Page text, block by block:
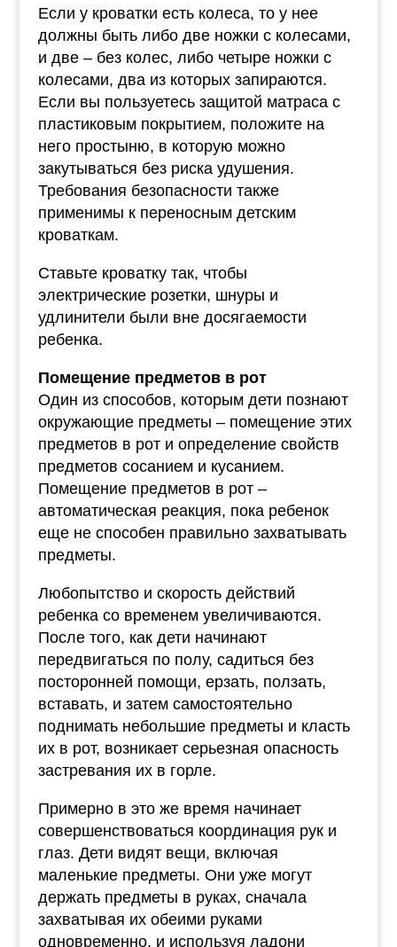
Если у кроватки есть колеса, то у нее
должны быть либо две ножки с колесами,
и две – без колес, либо четыре ножки с
колесами, два из которых запираются.
Если вы пользуетесь защитой матраса с
пластиковым покрытием, положите на
него простыню, в которую можно
закутываться без риска удушения.
Требования безопасности также
применимы к переносным детским
кроваткам.
Ставьте кроватку так, чтобы
электрические розетки, шнуры и
удлинители были вне досягаемости
ребенка.
Помещение предметов в рот
Один из способов, которым дети познают
окружающие предметы – помещение этих
предметов в рот и определение свойств
предметов сосанием и кусанием.
Помещение предметов в рот –
автоматическая реакция, пока ребенок
еще не способен правильно захватывать
предметы.
Любопытство и скорость действий
ребенка со временем увеличиваются.
После того, как дети начинают
передвигаться по полу, садиться без
посторонней помощи, ерзать, ползать,
вставать, и затем самостоятельно
поднимать небольшие предметы и класть
их в рот, возникает серьезная опасность
застревания их в горле.
Примерно в это же время начинает
совершенствоваться координация рук и
глаз. Дети видят вещи, включая
маленькие предметы. Они уже могут
держать предметы в руках, сначала
захватывая их обеими руками
одновременно, и используя ладони